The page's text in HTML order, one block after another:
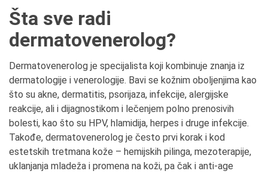
Šta sve radi
dermatovenerolog?
Dermatovenerolog je specijalista koji kombinuje znanja iz
dermatologije i venerologije. Bavi se kožnim oboljenjima kao
što su akne, dermatitis, psorijaza, infekcije, alergijske
reakcije, ali i dijagnostikom i lečenjem polno prenosivih
bolesti, kao što su HPV, hlamidija, herpes i druge infekcije.
Takođe, dermatovenerolog je često prvi korak i kod
estetskih tretmana kože – hemijskih pilinga, mezoterapije,
uklanjanja mladeža i promena na koži, pa čak i anti-age